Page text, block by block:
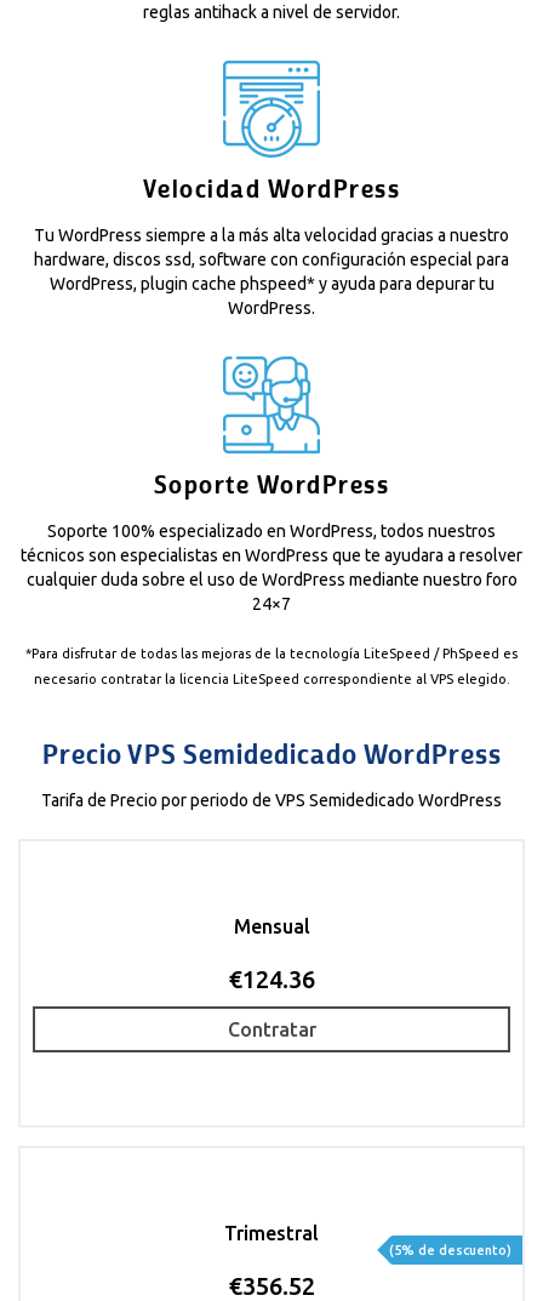
reglas antihack a nivel de servidor.
Velocidad WordPress
Tu WordPress siempre a la más alta velocidad gracias a nuestro
hardware, discos ssd, software con configuración especial para
WordPress, plugin cache phspeed* y ayuda para depurar tu
WordPress.
Soporte WordPress
Soporte 100% especializado en WordPress, todos nuestros
técnicos son especialistas en WordPress que te ayudara a resolver
cualquier duda sobre el uso de WordPress mediante nuestro foro
24×7
*Para disfrutar de todas las mejoras de la tecnología LiteSpeed / PhSpeed es
necesario contratar la licencia LiteSpeed correspondiente al VPS elegido.
Precio VPS Semidedicado WordPress
Tarifa de Precio por periodo de VPS Semidedicado WordPress
Mensual
€124.36
Contratar
Trimestral
€356.52
(5% de descuento)